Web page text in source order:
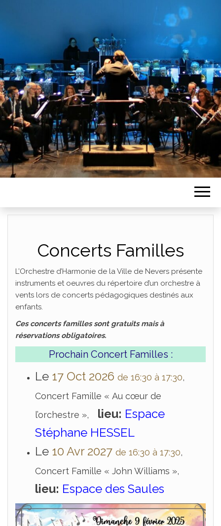
Concerts Familles
L’Orchestre d’Harmonie de la Ville de Nevers présente
instruments et oeuvres du répertoire d’un orchestre à
vents lors de concerts pédagogiques destinés aux
enfants.
Ces concerts familles sont gratuits mais à
réservations obligatoires.
Prochain Concert Familles :
Le 17 Oct 2026 de 16:30 à 17:30,
Concert Famille « Au cœur de
l’orchestre », lieu: Espace
Stéphane HESSEL
Le 10 Avr 2027 de 16:30 à 17:30,
Concert Famille « John Williams »,
lieu: Espace des Saules